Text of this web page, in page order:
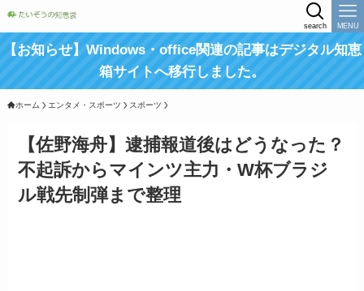
search MENU
【お知らせ】Windows・office関連の記事はデジタル知恵
箱サイトへ移行しました。
ホーム エンタメ・スポーツ スポーツ
【佐野海舟】逮捕報道後はどうなった？
不起訴からマインツ主力・W杯ブラジ
ル戦先制弾まで整理